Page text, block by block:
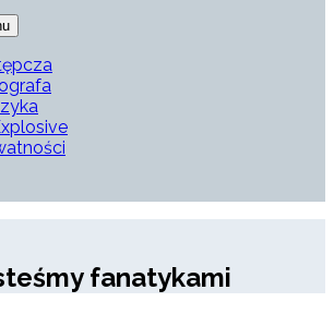
fanatykami